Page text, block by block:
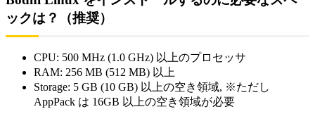
ックは？（推奨）
CPU: 500 MHz (1.0 GHz) 以上のプロセッサ
RAM: 256 MB (512 MB) 以上
Storage: 5 GB (10 GB) 以上の空き領域, ※ただし
AppPack は 16GB 以上の空き領域が必要